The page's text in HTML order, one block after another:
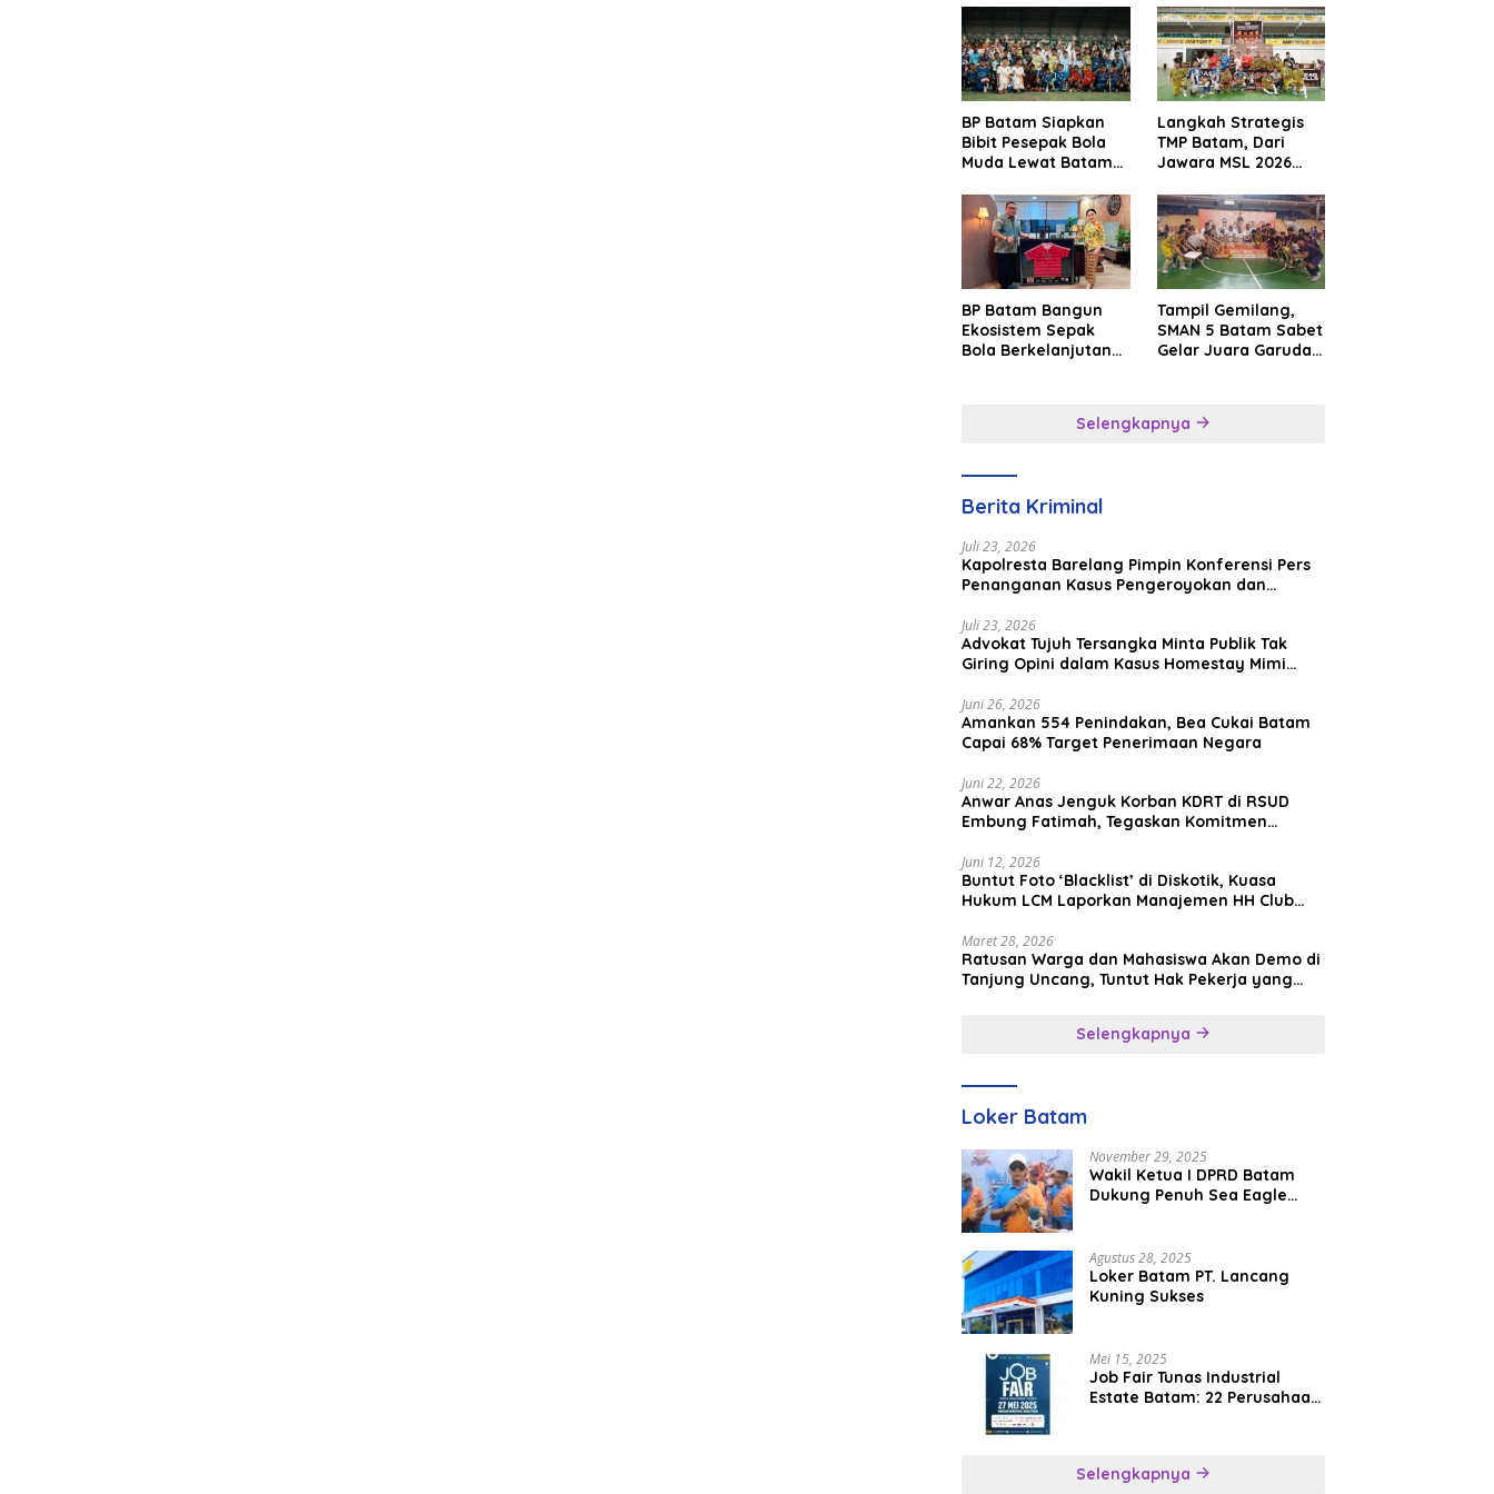
BP Batam Siapkan
Bibit Pesepak Bola
Muda Lewat Batam
Grassroot Football
Festival 2026
Langkah Strategis
TMP Batam, Dari
Jawara MSL 2026
Internasional
BP Batam Bangun
Ekosistem Sepak
Bola Berkelanjutan
Tampil Gemilang,
SMAN 5 Batam Sabet
Gelar Juara Garuda
Selengkapnya
Berita Kriminal
Juli 23, 2026
Kapolresta Barelang Pimpin Konferensi Pers
Penanganan Kasus Pengeroyokan dan
Juli 23, 2026
Advokat Tujuh Tersangka Minta Publik Tak
Giring Opini dalam Kasus Homestay Mimi
Juni 26, 2026
Amankan 554 Penindakan, Bea Cukai Batam
Capai 68% Target Penerimaan Negara
Juni 22, 2026
Anwar Anas Jenguk Korban KDRT di RSUD
Embung Fatimah, Tegaskan Komitmen
Juni 12, 2026
Buntut Foto ‘Blacklist’ di Diskotik, Kuasa
Hukum LCM Laporkan Manajemen HH Club
Maret 28, 2026
Ratusan Warga dan Mahasiswa Akan Demo di
Tanjung Uncang, Tuntut Hak Pekerja yang
Selengkapnya
Loker Batam
November 29, 2025
Wakil Ketua I DPRD Batam
Dukung Penuh Sea Eagle
Agustus 28, 2025
Loker Batam PT. Lancang
Kuning Sukses
Mei 15, 2025
Job Fair Tunas Industrial
Estate Batam: 22 Perusahaan
Selengkapnya